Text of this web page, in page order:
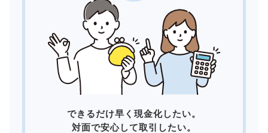
できるだけ早く現金化したい。
対面で安心して取引したい。